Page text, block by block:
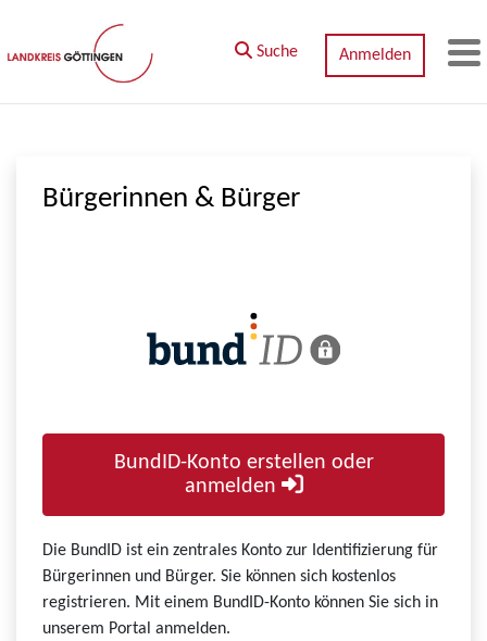
Zum Hauptinhalt springen
Suche Anmelden
Bürgerinnen & Bürger
BundID-Konto erstellen oder
anmelden
Die BundID ist ein zentrales Konto zur Identifizierung für
Bürgerinnen und Bürger. Sie können sich kostenlos
registrieren. Mit einem BundID-Konto können Sie sich in
unserem Portal anmelden.